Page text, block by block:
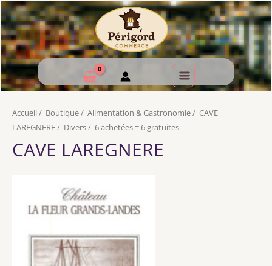
Accueil / Boutique/ Alimentation & Gastronomie/ CAVE
LAREGNERE/ Divers/ 6 achetées = 6 gratuites
CAVE LAREGNERE